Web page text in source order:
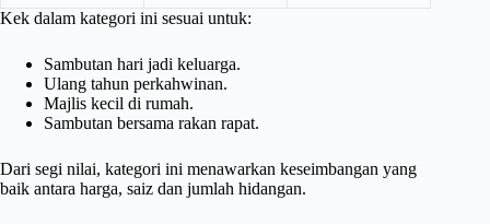
Kek dalam kategori ini sesuai untuk:
Sambutan hari jadi keluarga.
Ulang tahun perkahwinan.
Majlis kecil di rumah.
Sambutan bersama rakan rapat.
Dari segi nilai, kategori ini menawarkan keseimbangan yang
baik antara harga, saiz dan jumlah hidangan.